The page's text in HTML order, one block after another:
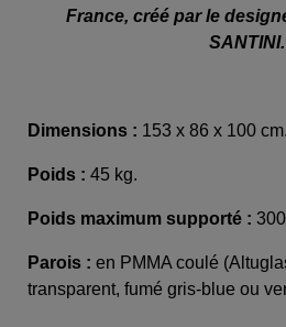
France, créé par le
SANTINI.
Dimensions : 153 x 86 x 100 cm.
Poids : 45 kg.
Poids maximum supporté :
Parois : en PMMA coulé
transparent, fumé gris-blue ou